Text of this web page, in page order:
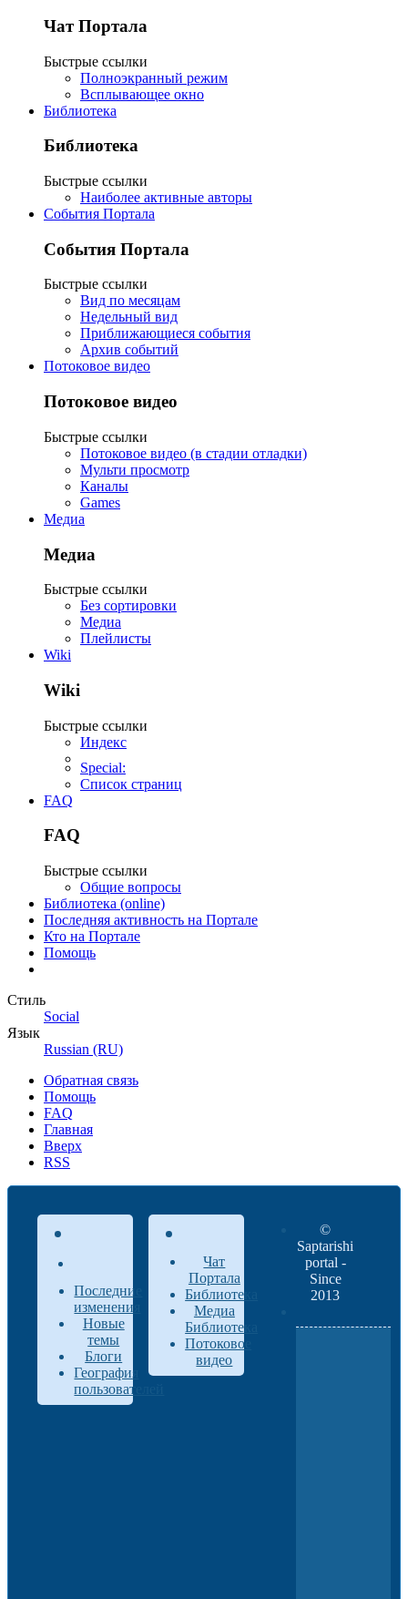
Чат Портала
Быстрые ссылки
Полноэкранный режим
Всплывающее окно
Библиотека
Библиотека
Быстрые ссылки
Наиболее активные авторы
События Портала
События Портала
Быстрые ссылки
Вид по месяцам
Недельный вид
Приближающиеся события
Архив событий
Потоковое видео
Потоковое видео
Быстрые ссылки
Потоковое видео (в стадии отладки)
Мульти просмотр
Каналы
Games
Медиа
Медиа
Быстрые ссылки
Без сортировки
Медиа
Плейлисты
Wiki
Wiki
Быстрые ссылки
Индекс
Special:
Список страниц
FAQ
FAQ
Быстрые ссылки
Общие вопросы
Библиотека (online)
Последняя активность на Портале
Кто на Портале
Помощь
Стиль
Social
Язык
Russian (RU)
Обратная связь
Помощь
FAQ
Главная
Вверх
RSS
Последние
изменения
Новые
темы
Блоги
География
пользователей
Чат
Портала
Библиотека
Медиа
Библиотека
Потоковое
видео
©
Saptarishi
portal -
Since
2013